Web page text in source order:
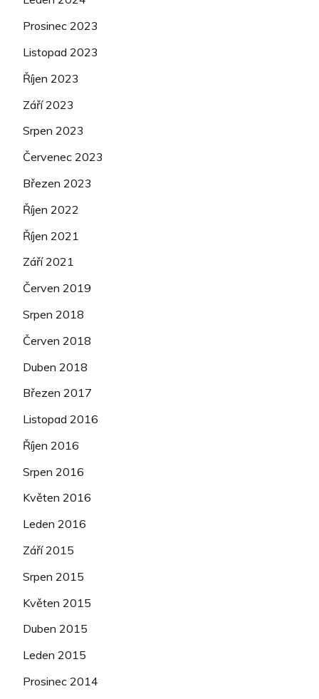
Prosinec 2023
Listopad 2023
Říjen 2023
Září 2023
Srpen 2023
Červenec 2023
Březen 2023
Říjen 2022
Říjen 2021
Září 2021
Červen 2019
Srpen 2018
Červen 2018
Duben 2018
Březen 2017
Listopad 2016
Říjen 2016
Srpen 2016
Květen 2016
Leden 2016
Září 2015
Srpen 2015
Květen 2015
Duben 2015
Leden 2015
Prosinec 2014